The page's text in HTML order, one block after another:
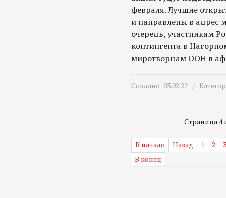
февраля. Лучшие
и направлены в адрес
очередь, участникам
контингента в
миротворцам ООН в
Создано: 03.02.22 /
Страница 4
В начало Назад 1 2
3
В конец